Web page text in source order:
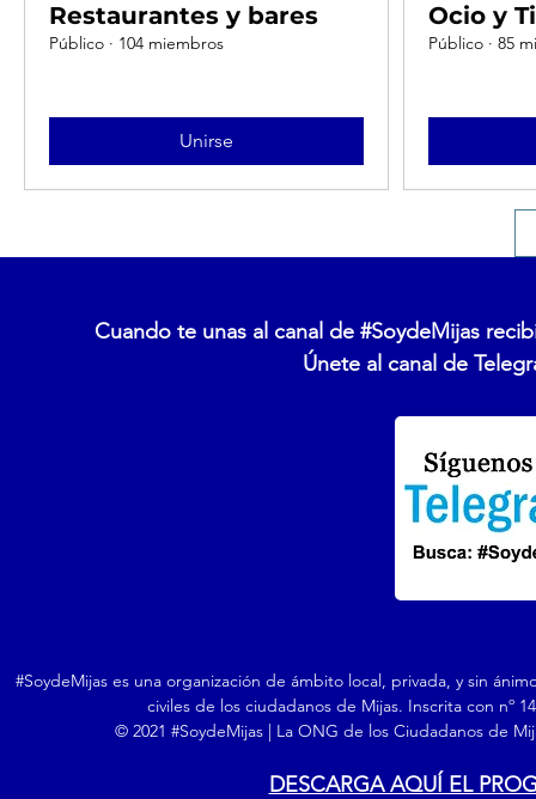
Restaurantes y bares
Público · 104 miembros
Unirse
Ocio y
Público · 85
Cuando te unas al canal de #SoydeMijas
Únete al canal de
#SoydeMijas es una organización de ámbito local, privada, y sin
civiles de los ciudadanos de Mijas. Inscrita con nº
© 2021 #SoydeMijas | La ONG de los Ciudadanos de
DESCARGA AQUÍ EL